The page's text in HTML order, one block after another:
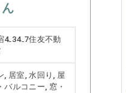
住友不動
, 居室, 水回り, 屋
バルコニー, 窓・